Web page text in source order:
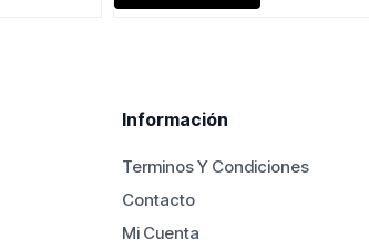
Información
Terminos Y Condiciones
Contacto
Mi Cuenta